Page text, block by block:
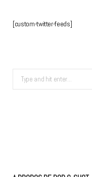
[custom-twitter-feeds]
Search
for: